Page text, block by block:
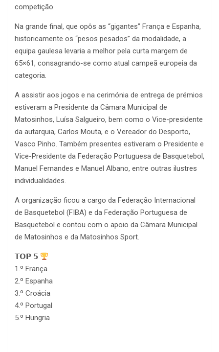
competição.
Na grande final, que opôs as “gigantes” França e Espanha,
historicamente os “pesos pesados” da modalidade, a
equipa gaulesa levaria a melhor pela curta margem de
65×61, consagrando-se como atual campeã europeia da
categoria.
A assistir aos jogos e na cerimónia de entrega de prémios
estiveram a Presidente da Câmara Municipal de
Matosinhos, Luísa Salgueiro, bem como o Vice-presidente
da autarquia, Carlos Mouta, e o Vereador do Desporto,
Vasco Pinho. Também presentes estiveram o Presidente e
Vice-Presidente da Federação Portuguesa de Basquetebol,
Manuel Fernandes e Manuel Albano, entre outras ilustres
individualidades.
A organização ficou a cargo da Federação Internacional
de Basquetebol (FIBA) e da Federação Portuguesa de
Basquetebol e contou com o apoio da Câmara Municipal
de Matosinhos e da Matosinhos Sport.
𝗧𝗢𝗣 𝟱
1.º França
2.º Espanha
3.º Croácia
4.º Portugal
5.º Hungria